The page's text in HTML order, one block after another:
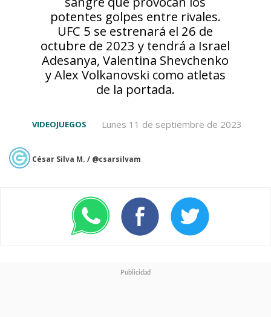
potentes golpes entre rivales.
UFC 5 se estrenará el 26 de
octubre de 2023 y tendrá a Israel
Adesanya, Valentina Shevchenko
y Alex Volkanovski como atletas
de la portada.
Lunes 11 de septiembre de 2023
VIDEOJUEGOS
César Silva M. / @csarsilvam